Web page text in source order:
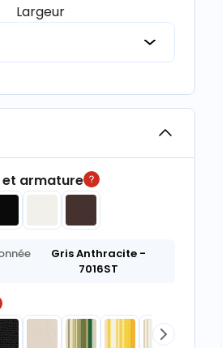
Largeur
armature
Gris Anthracite -
7016ST